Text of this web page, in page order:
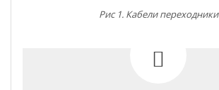
Рис 1. Кабели переходники